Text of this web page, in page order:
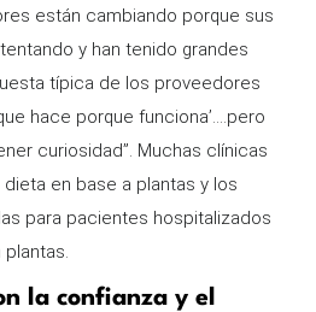
están cambiando porque sus
y han tenido grandes
típica de los proveedores
hace porque funciona’....pero
curiosidad”. Muchas clínicas
en base a plantas y los
para pacientes hospitalizados
la confianza y el